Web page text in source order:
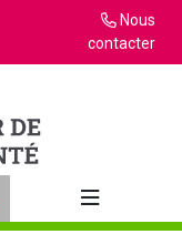
Nous
contacter
Afficher la